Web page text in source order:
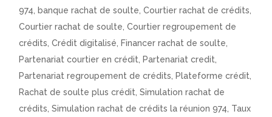
974, banque rachat de soulte,Courtier rachat de crédits,
Courtier rachat de soulte,Courtier regroupement de
crédits,Crédit digitalisé, Financer rachat de soulte,
Partenariat courtier en crédit, Partenariat credit,
Partenariat regroupement de crédits, Plateforme crédit,
Rachat de soulte plus crédit,Simulation rachat de
crédits,Simulation rachat de crédits la réunion 974, Taux